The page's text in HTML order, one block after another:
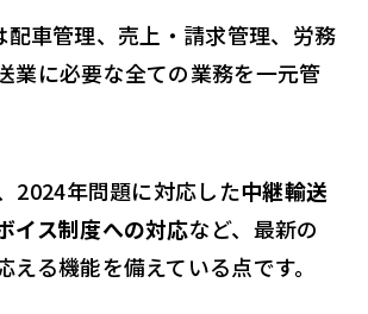
車管理、売上・請求管理、労務
業に必要な全ての業務を一元管
2024年問題に対応した中継輸送
イス制度への対応など、最新の
える機能を備えている点です。